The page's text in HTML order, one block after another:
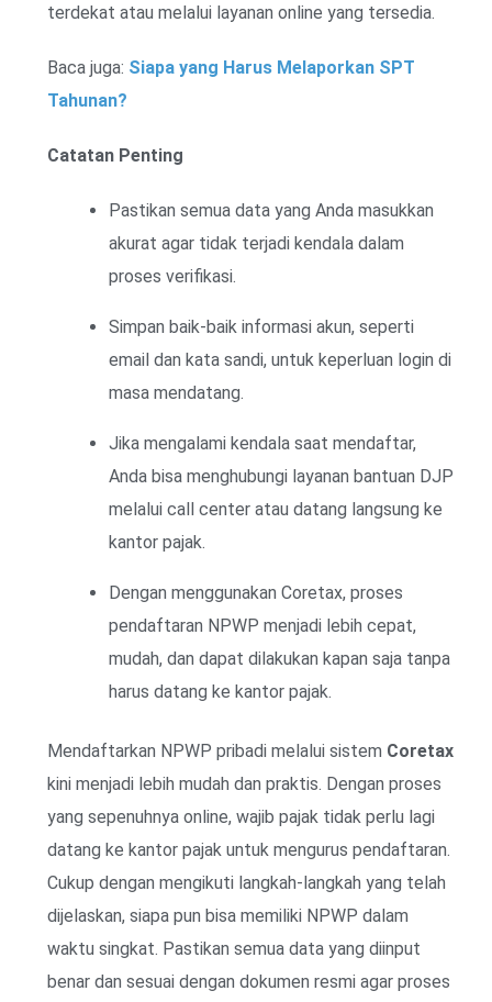
terdekat atau melalui layanan online yang tersedia.
Baca juga: Siapa yang Harus Melaporkan SPT
Tahunan?
Catatan Penting
Pastikan semua data yang Anda masukkan
akurat agar tidak terjadi kendala dalam
proses verifikasi.
Simpan baik-baik informasi akun, seperti
email dan kata sandi, untuk keperluan login di
masa mendatang.
Jika mengalami kendala saat mendaftar,
Anda bisa menghubungi layanan bantuan DJP
melalui call center atau datang langsung ke
kantor pajak.
Dengan menggunakan Coretax, proses
pendaftaran NPWP menjadi lebih cepat,
mudah, dan dapat dilakukan kapan saja tanpa
harus datang ke kantor pajak.
Mendaftarkan NPWP pribadi melalui sistem Coretax
kini menjadi lebih mudah dan praktis. Dengan proses
yang sepenuhnya online, wajib pajak tidak perlu lagi
datang ke kantor pajak untuk mengurus pendaftaran.
Cukup dengan mengikuti langkah-langkah yang telah
dijelaskan, siapa pun bisa memiliki NPWP dalam
waktu singkat. Pastikan semua data yang diinput
benar dan sesuai dengan dokumen resmi agar proses